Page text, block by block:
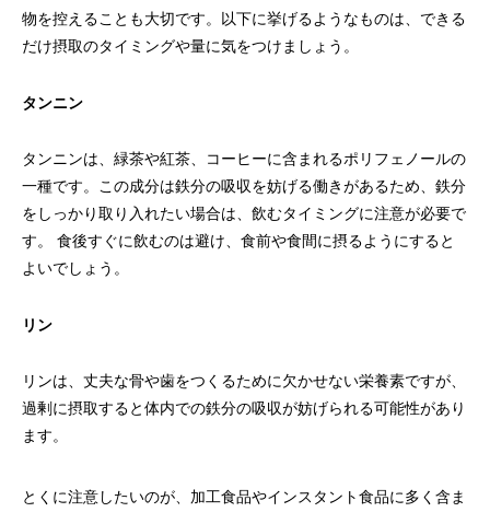
物を控えることも大切です。以下に挙げるようなものは、できる
だけ摂取のタイミングや量に気をつけましょう。
タンニン
タンニンは、緑茶や紅茶、コーヒーに含まれるポリフェノールの
一種です。この成分は鉄分の吸収を妨げる働きがあるため、鉄分
をしっかり取り入れたい場合は、飲むタイミングに注意が必要で
す。 食後すぐに飲むのは避け、食前や食間に摂るようにすると
よいでしょう。
リン
リンは、丈夫な骨や歯をつくるために欠かせない栄養素ですが、
過剰に摂取すると体内での鉄分の吸収が妨げられる可能性があり
ます。
とくに注意したいのが、加工食品やインスタント食品に多く含ま